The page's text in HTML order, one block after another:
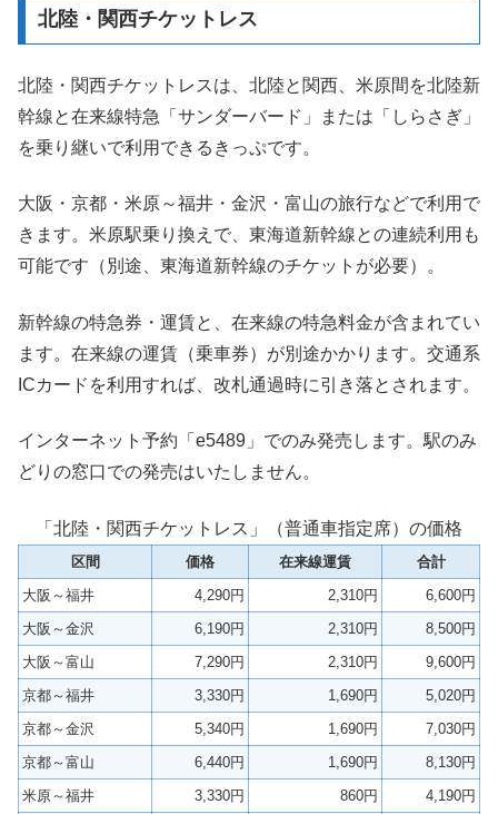
北陸・関西チケットレス
北陸・関西チケットレスは、北陸と関西、米原間を北陸新
幹線と在来線特急「サンダーバード」または「しらさぎ」
を乗り継いで利用できるきっぷです。
大阪・京都・米原～福井・金沢・富山の旅行などで利用で
きます。米原駅乗り換えで、東海道新幹線との連続利用も
可能です（別途、東海道新幹線のチケットが必要）。
新幹線の特急券・運賃と、在来線の特急料金が含まれてい
ます。在来線の運賃（乗車券）が別途かかります。交通系
ICカードを利用すれば、改札通過時に引き落とされます。
インターネット予約「e5489」でのみ発売します。駅のみ
どりの窓口での発売はいたしません。
「北陸・関西チケットレス」（普通車指定席）の価格
区間 価格 在来線運賃
合計
大阪～福井
4,290円 2,310円
6,600円
大阪～金沢
6,190円 2,310円
8,500円
大阪～富山
7,290円 2,310円
9,600円
京都～福井
3,330円 1,690円
5,020円
京都～金沢
5,340円 1,690円
7,030円
京都～富山
6,440円 1,690円
8,130円
米原～福井
3,330円 860円 4,190円